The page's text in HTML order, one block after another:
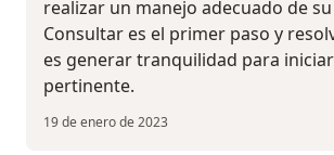
realizar un manejo adecuado de
Consultar es el primer paso y
es generar tranquilidad para
pertinente.
19 de enero de 2023